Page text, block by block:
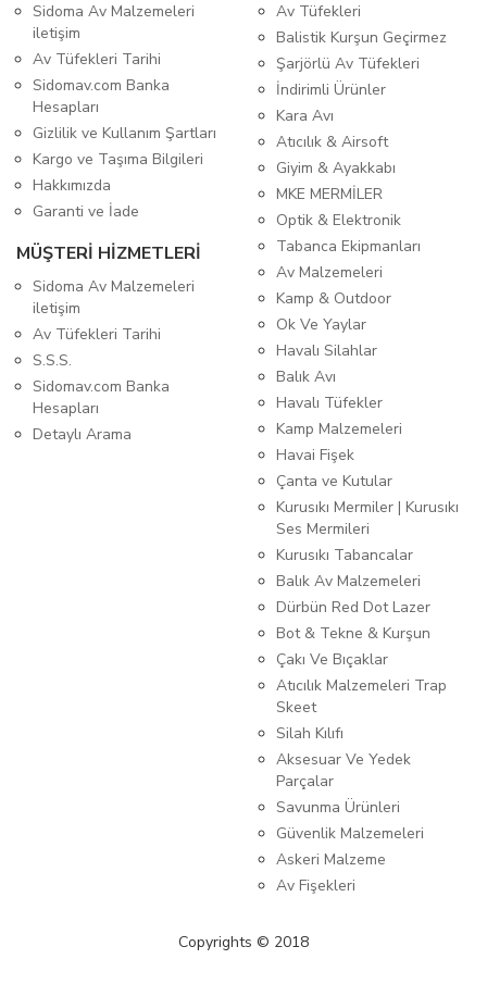
Sidoma Av Malzemeleri
iletişim
Av Tüfekleri Tarihi
Sidomav.com Banka
Hesapları
Gizlilik ve Kullanım Şartları
Kargo ve Taşıma Bilgileri
Hakkımızda
Garanti ve İade
MÜŞTERİ HİZMETLERİ
Sidoma Av Malzemeleri
iletişim
Av Tüfekleri Tarihi
S.S.S.
Sidomav.com Banka
Hesapları
Detaylı Arama
Av Tüfekleri
Balistik Kurşun Geçirmez
Şarjörlü Av Tüfekleri
İndirimli Ürünler
Kara Avı
Atıcılık & Airsoft
Giyim & Ayakkabı
MKE MERMİLER
Optik & Elektronik
Tabanca Ekipmanları
Av Malzemeleri
Kamp & Outdoor
Ok Ve Yaylar
Havalı Silahlar
Balık Avı
Havalı Tüfekler
Kamp Malzemeleri
Havai Fişek
Çanta ve Kutular
Kurusıkı Mermiler | Kurusıkı
Ses Mermileri
Kurusıkı Tabancalar
Balık Av Malzemeleri
Dürbün Red Dot Lazer
Bot & Tekne & Kurşun
Çakı Ve Bıçaklar
Atıcılık Malzemeleri Trap
Skeet
Silah Kılıfı
Aksesuar Ve Yedek
Parçalar
Savunma Ürünleri
Güvenlik Malzemeleri
Askeri Malzeme
Av Fişekleri
Copyrights © 2018